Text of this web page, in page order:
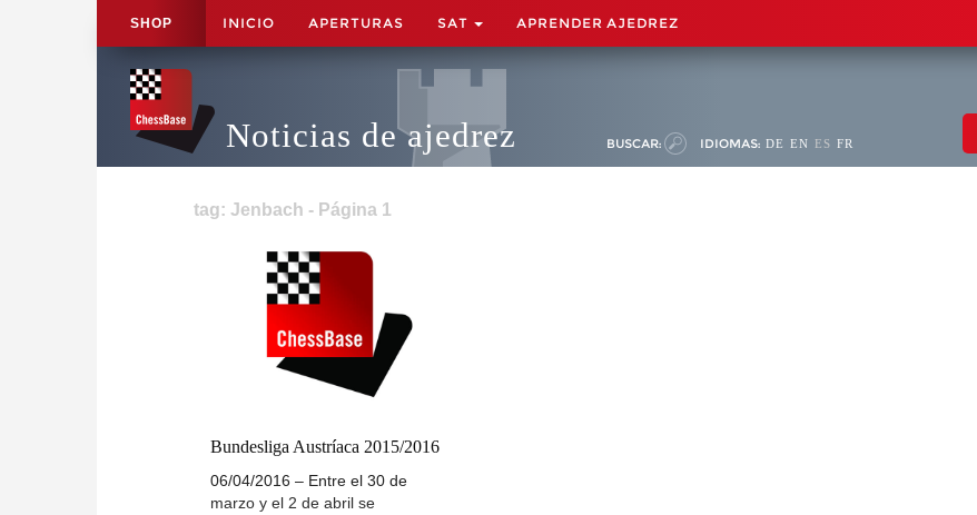
SHOP INICIO APERTURAS SAT APRENDER AJEDREZ
Noticias de ajedrez BUSCAR: IDIOMAS: DE EN ES FR
tag: Jenbach - Página 1
Bundesliga Austríaca 2015/2016
06/04/2016 – Entre el 30 de
marzo y el 2 de abril se